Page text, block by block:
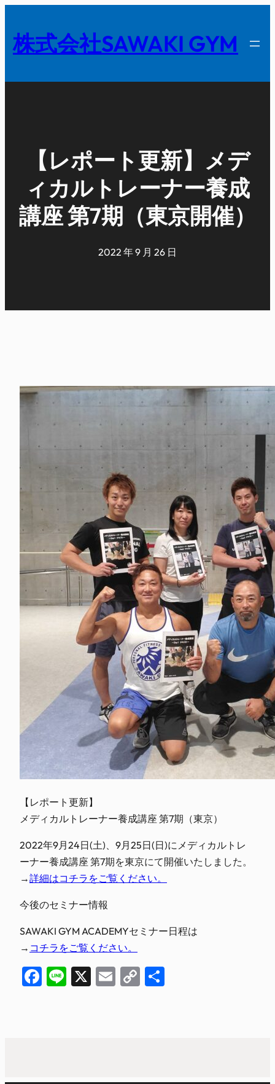
を
キ
株式会社SAWAKI GYM
【レポート更新】メデ
ィカルトレーナー養成
講座 第7期（東京開催）
2022 年 9 月 26 日
【レポート更新】
メディカルトレーナー養成講座 第7期（東京）
2022年9月24日(土)、9月25日(日)にメディカルトレ
ーナー養成講座 第7期を東京にて開催いたしました。
→詳細はコチラをご覧ください。
今後のセミナー情報
SAWAKI GYM ACADEMYセミナー日程は
→ コチラをご覧ください。
Facebook
Line
X EmailCopy